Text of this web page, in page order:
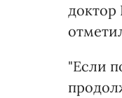
"Если